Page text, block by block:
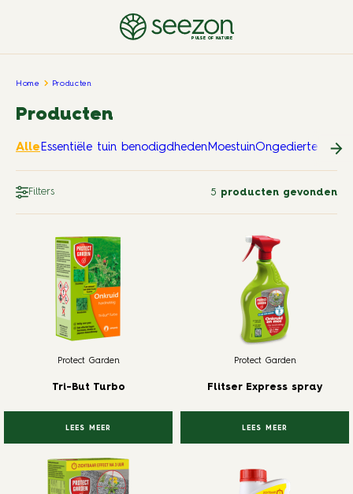
PULSE OF NATURE
Home Producten
Producten
AlleEssentiële tuin benodigdhedenMoestuinOngedierte in en
Filters 5 producten gevonden
Protect Garden
Tri-But Turbo
LEES MEER
Protect Garden
Flitser Express spray
LEES MEER